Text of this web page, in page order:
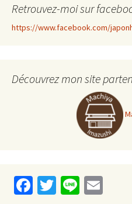
Retrouvez-moi sur
https://www.facebook.com/
Découvrez mon site
Fa T
Li